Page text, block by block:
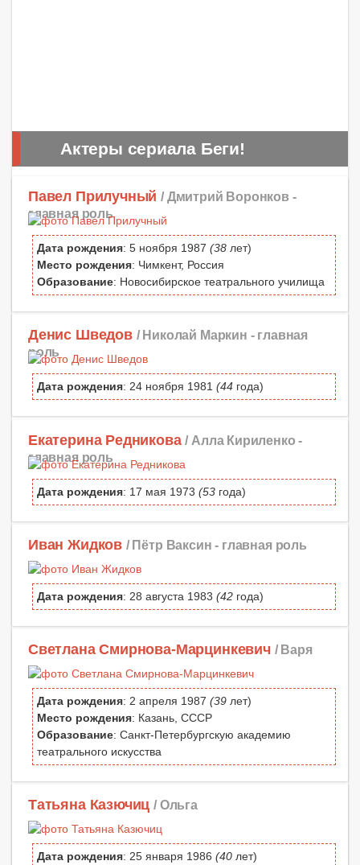
Актеры сериала Беги!
Павел Прилучный / Дмитрий Воронков -
главная роль
Дата рождения: 5 ноября 1987 (38 лет)
Место рождения: Чимкент, Россия
Образование: Новосибирское театрального училища
Денис Шведов / Николай Маркин - главная
роль
Дата рождения: 24 ноября 1981 (44 года)
Екатерина Редникова / Алла Кириленко -
главная роль
Дата рождения: 17 мая 1973 (53 года)
Иван Жидков / Пётр Ваксин - главная роль
Дата рождения: 28 августа 1983 (42 года)
Светлана Смирнова-Марцинкевич / Варя
Дата рождения: 2 апреля 1987 (39 лет)
Место рождения: Казань, СССР
Образование: Санкт-Петербургскую академию
театрального искусства
Татьяна Казючиц / Ольга
Дата рождения: 25 января 1986 (40 лет)